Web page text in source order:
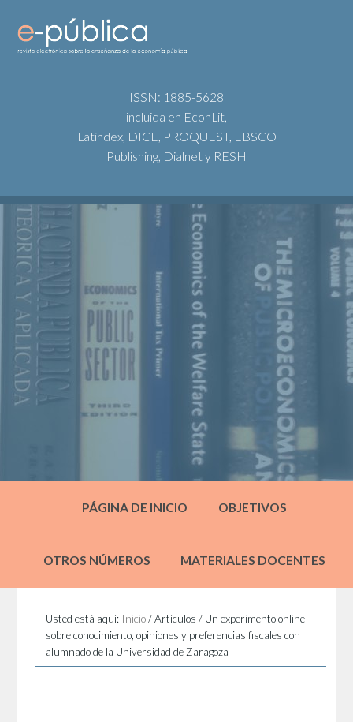
ISSN: 1885-5628
incluida en EconLit,
Latindex, DICE, PROQUEST, EBSCO
Publishing, Dialnet y RESH
PÁGINA DE INICIO OBJETIVOS
OTROS NÚMEROS MATERIALES DOCENTES
Usted está aquí: Inicio /Artículos/ Un experimento online
sobre conocimiento, opiniones y preferencias fiscales con
alumnado de la Universidad de Zaragoza